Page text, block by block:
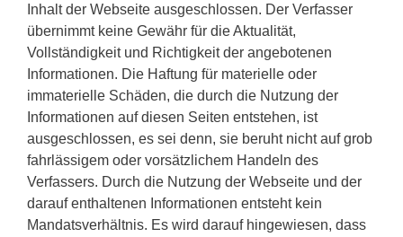
Inhalt der Webseite ausgeschlossen. Der Verfasser
übernimmt keine Gewähr für die Aktualität,
Vollständigkeit und Richtigkeit der angebotenen
Informationen. Die Haftung für materielle oder
immaterielle Schäden, die durch die Nutzung der
Informationen auf diesen Seiten entstehen, ist
ausgeschlossen, es sei denn, sie beruht nicht auf grob
fahrlässigem oder vorsätzlichem Handeln des
Verfassers. Durch die Nutzung der Webseite und der
darauf enthaltenen Informationen entsteht kein
Mandatsverhältnis. Es wird darauf hingewiesen, dass